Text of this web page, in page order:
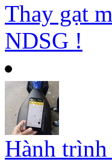
Thay gạt
NDSG !
Hành